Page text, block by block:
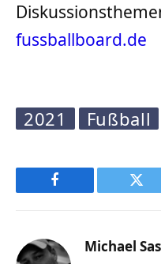
fussballboard.de
2021 Fußball
Facebook
Michael